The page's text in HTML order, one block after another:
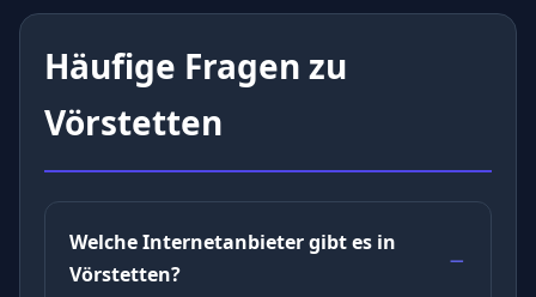
Häufige Fragen zu
Vörstetten
Welche Internetanbieter gibt es in
Vörstetten?